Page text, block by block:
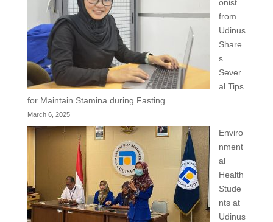
onist
from
Udinus
Share
s
Sever
al Tips
for Maintain Stamina during Fasting
March 6, 2025
Enviro
nment
al
Health
Stude
nts at
Udinus